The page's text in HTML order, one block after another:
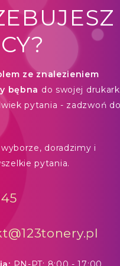
ze znalezieniem
bębna do swojej
pytania - zadzwoń
doradzimy i
pytania.